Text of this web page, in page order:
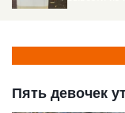
Пять девочек